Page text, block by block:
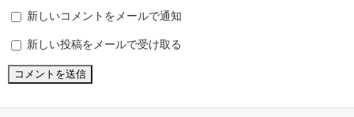
新しいコメントをメールで通知
新しい投稿をメールで受け取る